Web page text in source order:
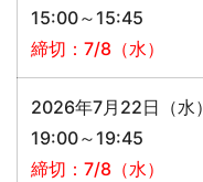
15:00～15:45
締切：7/8（水）
2026年7月22日（水）
19:00～19:45
締切：7/8（水）